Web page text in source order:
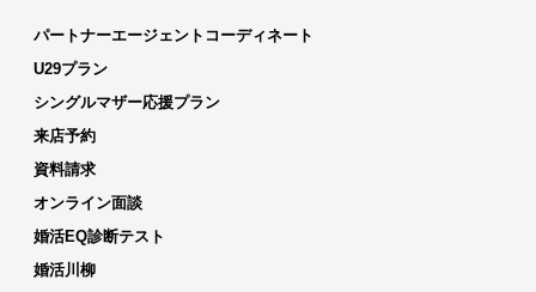
パートナーエージェントコーディネート
U29プラン
シングルマザー応援プラン
来店予約
資料請求
オンライン面談
婚活EQ診断テスト
婚活川柳